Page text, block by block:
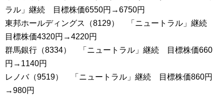
ラル」継続 目標株価6550円→6750円
東邦ホールディングス（8129） 「ニュートラル」継続
目標株価4320円→4220円
群馬銀行（8334） 「ニュートラル」継続 目標株価660
円→1140円
レノバ（9519） 「ニュートラル」継続 目標株価860円
→980円